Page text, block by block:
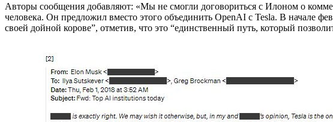
Авторы сообщения добавляют: «Мы не смогли договориться с Илоном о
человека. Он предложил вместо этого объединить OpenAI с Tesla. В начале
своей дойной корове”, отметив, что это “единственный путь, который